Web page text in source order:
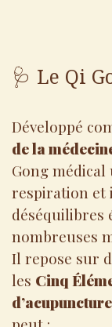
🩺 Le Qi
Développé
de la
Gong
respiration et
déséquilibres
nombreuses
Il repose sur
les Cinq
d’acupuncture